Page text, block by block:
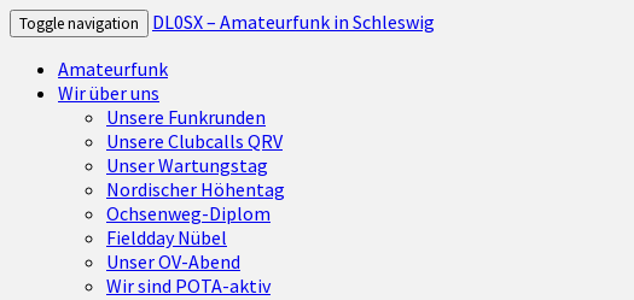
Toggle navigation
DL0SX – Amateurfunk in Schleswig
Amateurfunk
Wir über uns
Unsere Funkrunden
Unsere Clubcalls QRV
Unser Wartungstag
Nordischer Höhentag
Ochsenweg-Diplom
Fieldday Nübel
Unser OV-Abend
Wir sind POTA-aktiv